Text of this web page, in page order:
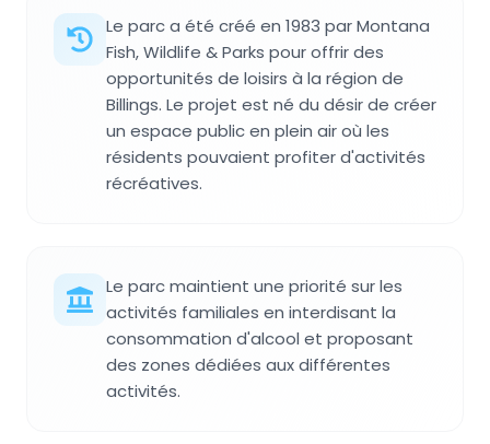
Le parc a été créé en 1983 par Montana
Fish, Wildlife & Parks pour offrir des
opportunités de loisirs à la région de
Billings. Le projet est né du désir de créer
un espace public en plein air où les
résidents pouvaient profiter d'activités
récréatives.
Le parc maintient une priorité sur les
activités familiales en interdisant la
consommation d'alcool et proposant
des zones dédiées aux différentes
activités.